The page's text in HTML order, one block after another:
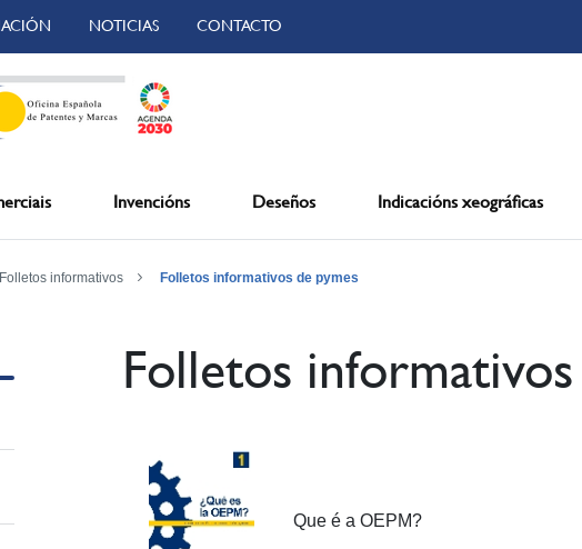
NOTICIAS CONTACTO
Invencións Deseños Indicacións xeográficas
Folletos informativos Folletos informativos de pymes
Folletos informativos
Que é a OEPM?